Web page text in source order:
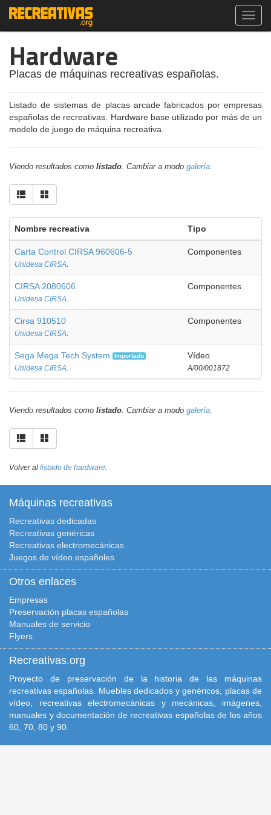
Hardware
Placas de máquinas recreativas españolas.
Listado de sistemas de placas arcade fabricados por empresas
españolas de recreativas. Hardware base utilizado por más de un
modelo de juego de máquina recreativa.
Viendo resultados como listado. Cambiar a modo galería.
Nombre recreativa Tipo
Carta Control CIRSA 960606-5
Unidesa CIRSA.
Componentes
CIRSA 2080606
Unidesa CIRSA.
Componentes
Cirsa 910510
Unidesa CIRSA.
Componentes
Sega Mega Tech System Importado
Unidesa CIRSA.
Vídeo
A/00/001872
Viendo resultados como listado. Cambiar a modo galería.
Volver al listado de hardware.
Máquinas recreativas
Recreativas dedicadas
Recreativas genéricas
Recreativas electromecánicas
Juegos de vídeo españoles
Otros enlaces
Empresas
Preservación placas españolas
Manuales de servicio
Flyers
Recreativas.org
Proyecto de preservación de la historia de las máquinas
recreativas españolas. Muebles dedicados y genéricos, placas de
vídeo, recreativas electromecánicas y mecánicas, imágenes,
manuales y documentación de recreativas españolas de los años
60, 70, 80 y 90.